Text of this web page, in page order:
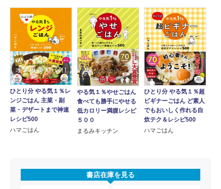
ひとり分 やる気１％レ
ンジごはん 主菜・副
菜・デザートまで神速
レシピ500
ハマごはん
やる気１％やせごはん
食べても勝手にやせる
低カロリー満腹レシピ
５００
まるみキッチン
ひとり分 やる気１％超
ビギナーごはん ど素人
でもおいしく作れる自
炊テク＆レシピ500
ハマごはん
書店在庫を見る